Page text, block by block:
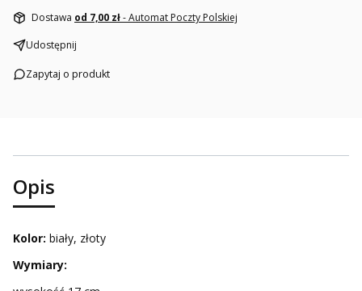
Dostawa od 7,00 zł- Automat Poczty Polskiej
Udostępnij
Zapytaj o produkt
Opis
Kolor: biały, złoty
Wymiary: